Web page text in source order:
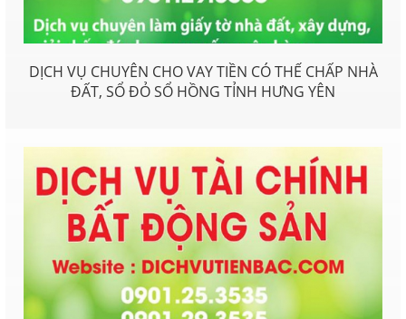
DỊCH VỤ CHUYÊN CHO VAY TIỀN CÓ THẾ CHẤP NHÀ
ĐẤT, SỔ ĐỎ SỔ HỒNG TỈNH HƯNG YÊN